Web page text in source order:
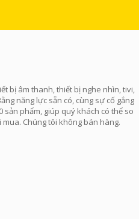
bị âm thanh, thiết bị nghe nhìn, tivi,
năng lực sẵn có, cùng sự cố gắng
sản phẩm, giúp quý khách có thể so
Chúng tôi không bán hàng.